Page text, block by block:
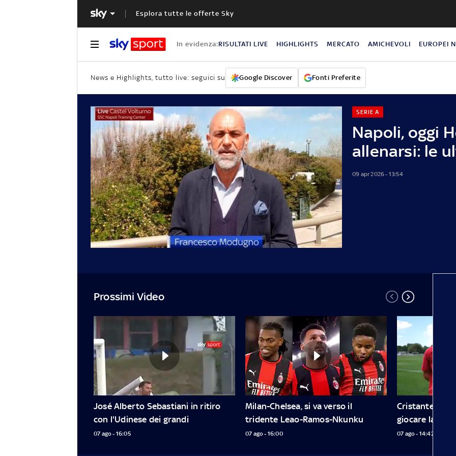
Esplora tutte le offerte Sky
In evidenza:RISULTATI LIVE HIGHLIGHTS MERCATO AMICHEVOLI EUROPEI
News e Highlights, tutto live: seguici su Google Discover Fonti Preferite
Napoli, oggi
allenarsi: le
SERIE A
09 apr 2026 - 13:54
Prossimi Video
José Alberto Sebastiani in ritiro
con l'Udinese dei grandi
07 ago - 16:05
Milan-Chelsea, si va verso il
tridente Leao-Ramos-Nkunku
07 ago - 16:00
Cristante: "C'è
giocare la
07 ago - 14:42